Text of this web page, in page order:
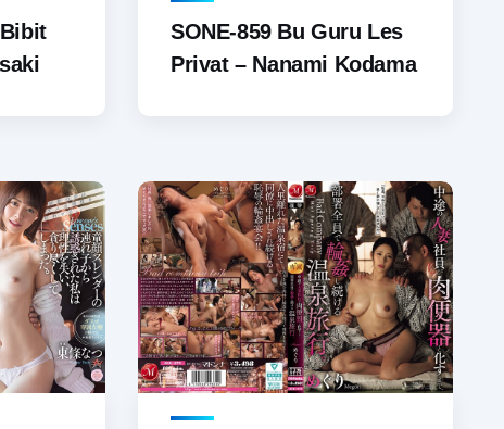
SONE-859 Bu Guru Les
Privat – Nanami Kodama